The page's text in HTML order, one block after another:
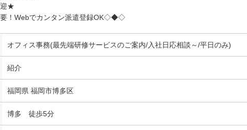
迎★
！Webでカンタン派遣登録OK◇◆◇
オフィス事務(最先端研修サービスのご案内/入社日応相談～/平日のみ)
紹介
福岡県 福岡市博多区
博多 徒歩5分